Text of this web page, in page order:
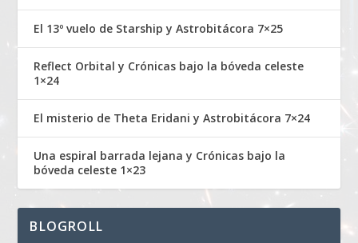
El 13º vuelo de Starship y Astrobitácora 7×25
Reflect Orbital y Crónicas bajo la bóveda celeste
1×24
El misterio de Theta Eridani y Astrobitácora 7×24
Una espiral barrada lejana y Crónicas bajo la
bóveda celeste 1×23
BLOGROLL